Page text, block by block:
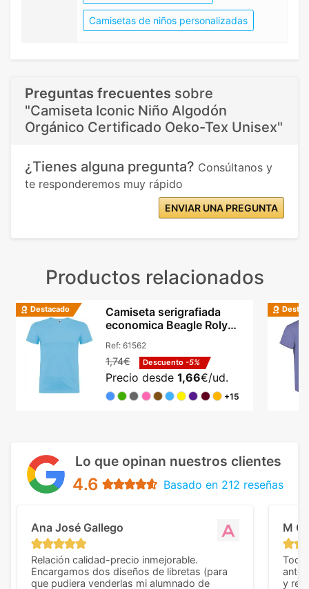
Camisetas de niños personalizadas
Preguntas frecuentes sobre
"Camiseta Iconic Niño Algodón
Orgánico Certificado Oeko-Tex Unisex"
¿Tienes alguna pregunta? Consúltanos y
te responderemos muy rápido
ENVIAR UNA PREGUNTA
Productos relacionados
Destacado
Camiseta serigrafiada
economica Beagle Roly
Ref: 61562
1,74€ Descuento -5%
Precio desde 1,66€/ud.
+15
Lo que opinan nuestros clientes
4.6 Basado en 212 reseñas
Ana José Gallego
Relación calidad-precio inmejorable.
Encargamos dos diseños de libretas (para
que pudiera venderlas mi alumnado de
M C
Todo
y